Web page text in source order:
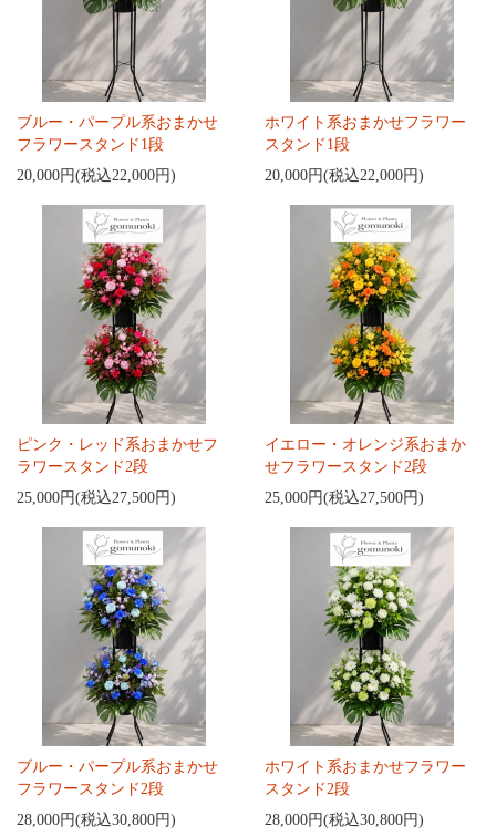
ブルー・パープル系おまかせ
フラワースタンド1段
20,000円(税込22,000円)
ホワイト系おまかせフラワー
スタンド1段
20,000円(税込22,000円)
ピンク・レッド系おまかせフ
ラワースタンド2段
25,000円(税込27,500円)
イエロー・オレンジ系おまか
せフラワースタンド2段
25,000円(税込27,500円)
ブルー・パープル系おまかせ
フラワースタンド2段
28,000円(税込30,800円)
ホワイト系おまかせフラワー
スタンド2段
28,000円(税込30,800円)